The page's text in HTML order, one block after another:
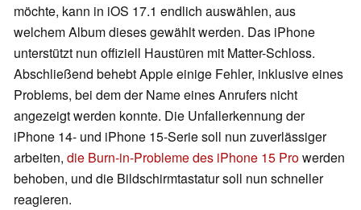
möchte, kann in iOS 17.1 endlich auswählen, aus
welchem Album dieses gewählt werden. Das iPhone
unterstützt nun offiziell Haustüren mit Matter-Schloss.
Abschließend behebt Apple einige Fehler, inklusive eines
Problems, bei dem der Name eines Anrufers nicht
angezeigt werden konnte. Die Unfallerkennung der
iPhone 14- und iPhone 15-Serie soll nun zuverlässiger
arbeiten, die Burn-in-Probleme des iPhone 15 Prowerden
behoben, und die Bildschirmtastatur soll nun schneller
reagieren.